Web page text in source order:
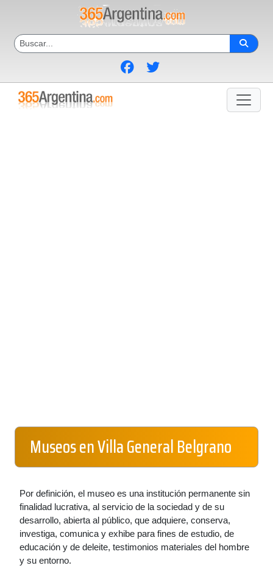
Museos en Villa General Belgrano
Por definición, el museo es una institución permanente sin
finalidad lucrativa, al servicio de la sociedad y de su
desarrollo, abierta al público, que adquiere, conserva,
investiga, comunica y exhibe para fines de estudio, de
educación y de deleite, testimonios materiales del hombre
y su entorno.